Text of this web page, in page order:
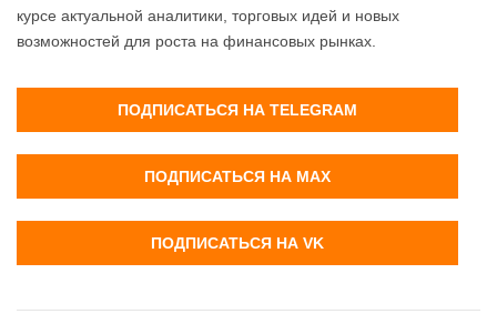
курсе актуальной аналитики, торговых идей и новых
возможностей для роста на финансовых рынках.
ПОДПИСАТЬСЯ НА TELEGRAM
ПОДПИСАТЬСЯ НА MAX
ПОДПИСАТЬСЯ НА VK